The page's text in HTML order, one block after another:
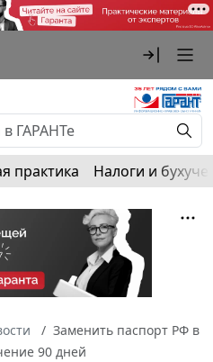
практика Налоги и
Заменить паспорт РФ в
90 дней